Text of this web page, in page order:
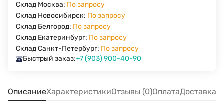
Склад Москва: По запросу
Склад Новосибирск: По запросу
Склад Белгород: По запросу
Склад Екатеринбург: По запросу
Склад Санкт-Петербург: По запросу
Быстрый заказ:+7 (903) 900-40-90
ОписаниеХарактеристикиОтзывы (0)ОплатаДоставка